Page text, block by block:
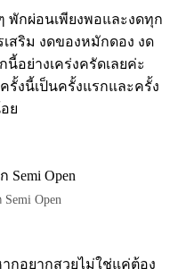
พักผ่อนเพียงพอและงดทุก
สริม งดของหมักดอง งด
อย่างเคร่งครัดเลยค่ะ
รั้งนี้เป็นครั้งแรกและครั้ง
ย
Open
อยากสวยไม่ใช่แค่ต้อง